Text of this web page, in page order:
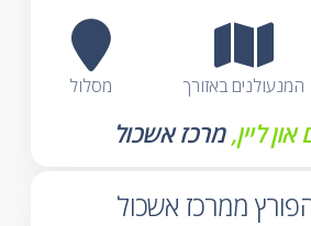
המנעולנים באזורך מסלול
און ליין,מרכז אשכול
ממרכז אשכול